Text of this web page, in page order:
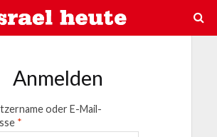
Anmelden
oder E-Mail-
*